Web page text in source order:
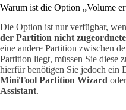
Warum ist die Option „Volume
Die Option ist nur verfügbar,
der Partition nicht
eine andere Partition zwischen
Partition liegt, müssen Sie diese
hierfür benötigen Sie jedoch ein
MiniTool Partition Wizard
Assistant.